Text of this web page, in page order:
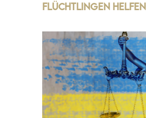
flüchtlingen helfen